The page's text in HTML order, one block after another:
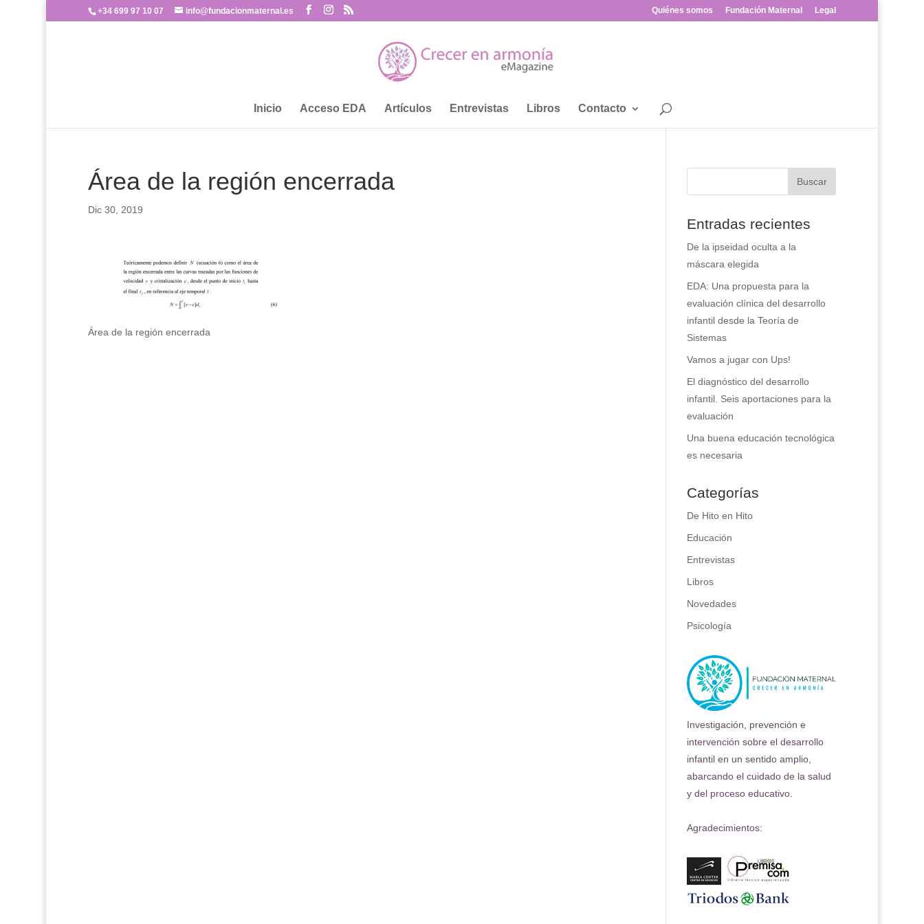
+34 699 97 10 07 info@fundacionmaternal.es Quiénes somos Fundación Maternal Legal
Inicio Acceso EDA Artículos Entrevistas Libros Contacto
Área de la región encerrada
Dic 30, 2019
Área de la región encerrada
Entradas recientes
De la ipseidad oculta a la
máscara elegida
EDA: Una propuesta para la
evaluación clínica del desarrollo
infantil desde la Teoría de
Sistemas
Vamos a jugar con Ups!
El diagnóstico del desarrollo
infantil. Seis aportaciones para la
evaluación
Una buena educación tecnológica
es necesaria
Categorías
De Hito en Hito
Educación
Entrevistas
Libros
Novedades
Psicología
Investigación, prevención e
intervención sobre el desarrollo
infantil en un sentido amplio,
abarcando el cuidado de la salud
y del proceso educativo.
Agradecimientos: